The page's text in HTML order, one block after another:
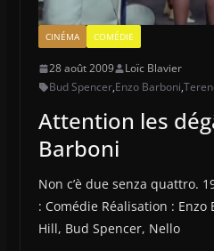
CINÉMA COMÉDIE
28 août 2009
Loïc Blavier
Bud Spencer,Enzo Barboni,
Attention les
Barboni
Non c’è due senza quattro.
: Comédie Réalisation : Enzo
Hill, Bud Spencer, Nello